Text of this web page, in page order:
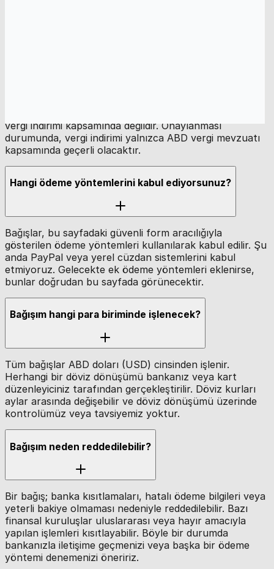
vergi indirimi kapsamında değildir. Onaylanması
durumunda, vergi indirimi yalnızca ABD vergi mevzuatı
kapsamında geçerli olacaktır.
Hangi ödeme yöntemlerini kabul ediyorsunuz?
Bağışlar, bu sayfadaki güvenli form aracılığıyla
gösterilen ödeme yöntemleri kullanılarak kabul edilir. Şu
anda PayPal veya yerel cüzdan sistemlerini kabul
etmiyoruz. Gelecekte ek ödeme yöntemleri eklenirse,
bunlar doğrudan bu sayfada görünecektir.
Bağışım hangi para biriminde işlenecek?
Tüm bağışlar ABD doları (USD) cinsinden işlenir.
Herhangi bir döviz dönüşümü bankanız veya kart
düzenleyiciniz tarafından gerçekleştirilir. Döviz kurları
aylar arasında değişebilir ve döviz dönüşümü üzerinde
kontrolümüz veya tavsiyemiz yoktur.
Bağışım neden reddedilebilir?
Bir bağış; banka kısıtlamaları, hatalı ödeme bilgileri veya
yeterli bakiye olmaması nedeniyle reddedilebilir. Bazı
finansal kuruluşlar uluslararası veya hayır amacıyla
yapılan işlemleri kısıtlayabilir. Böyle bir durumda
bankanızla iletişime geçmenizi veya başka bir ödeme
yöntemi denemenizi öneririz.